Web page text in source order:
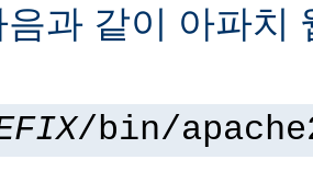
음과 같이 아파치
/bin/